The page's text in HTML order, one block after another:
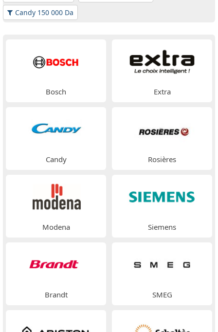
Candy 150 000 Da
Bosch Extra
Candy Rosières
Modena Siemens
Brandt SMEG